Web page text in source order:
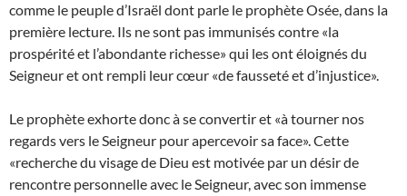
comme le peuple d’Israël dont parle le prophète Osée, dans la
première lecture. Ils ne sont pas immunisés contre «la
prospérité et l’abondante richesse» qui les ont éloignés du
Seigneur et ont rempli leur cœur «de fausseté et d’injustice».
Le prophète exhorte donc à se convertir et «à tourner nos
regards vers le Seigneur pour apercevoir sa face». Cette
«recherche du visage de Dieu est motivée par un désir de
rencontre personnelle avec le Seigneur, avec son immense